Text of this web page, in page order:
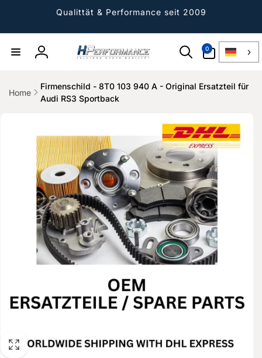
Qualittät & Performance seit 2009
Einloggen
0
Artikel
Home
Firmenschild - 8T0 103 940 A - Original Ersatzteil für
Audi RS3 Sportback